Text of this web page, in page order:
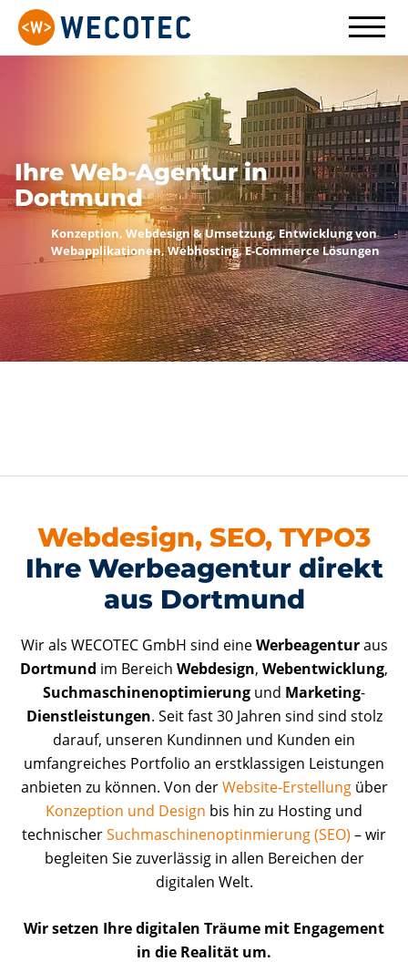
Ihre Web-Agentur in
Dortmund
Konzeption, Webdesign & Umsetzung,
Webapplikationen, Webhosting, E-Commerce
Konzeption & Design
Design individueller Webseiten, alles
Programmierung zugeschnittener Lösungen,
konforme Pflege
Webdesign, SEO, TYPO3
Ihre Werbeagentur direkt
aus Dortmund
Wir als WECOTEC GmbH sind eineWerbeagenturaus
Dortmund im Bereich Webdesign, Webentwicklung,
Suchmaschinenoptimierung und Marketing-
Dienstleistungen. Seit fast 30 Jahren sind sind stolz
darauf, unseren Kundinnen und Kunden ein
umfangreiches Portfolio an erstklassigen Leistungen
anbieten zu können. Von derWebsite-Erstellungüber
Konzeption und Design bis hin zu Hosting und
technischerSuchmaschinenoptinmierung (SEO) – wir
begleiten Sie zuverlässig in allen Bereichen der
digitalen Welt.
Wir setzen Ihre digitalen Träume mit Engagement
in die Realität um.